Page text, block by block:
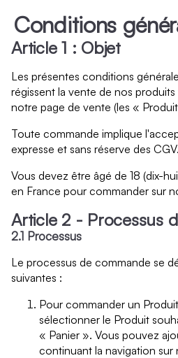
Conditions
Article 1 : Objet
Les présentes conditions
régissent la vente de nos
notre page de vente (les «
Toute commande implique
expresse et sans réserve des CGV.
Vous devez être âgé de 18 (dix-
en France pour commander sur
Article 2 - Processus
2.1 Processus
Le processus de commande se
suivantes :
Pour commander un
sélectionner le Produit
« Panier ». Vous pouvez
continuant la navigation